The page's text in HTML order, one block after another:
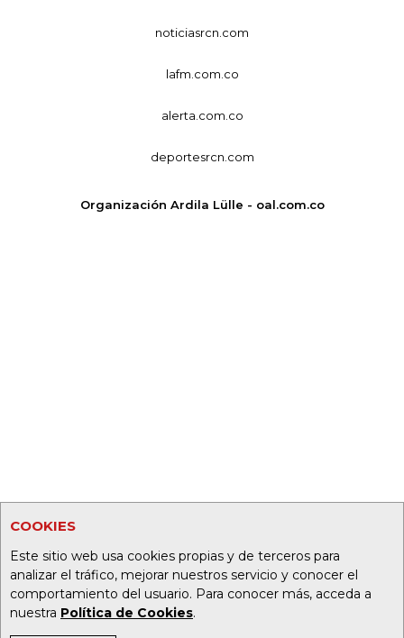
COOKIES
Este sitio web usa cookies propias y de terceros para
analizar el tráfico, mejorar nuestros servicio y conocer el
comportamiento del usuario. Para conocer más, acceda a
nuestra Política de Cookies.
noticiasrcn.com
lafm.com.co
alerta.com.co
deportesrcn.com
Organización Ardila Lülle - oal.com.co